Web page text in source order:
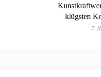
klügsten
7.